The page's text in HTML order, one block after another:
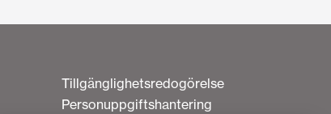
Tillgänglighetsredogörelse
Personuppgiftshantering